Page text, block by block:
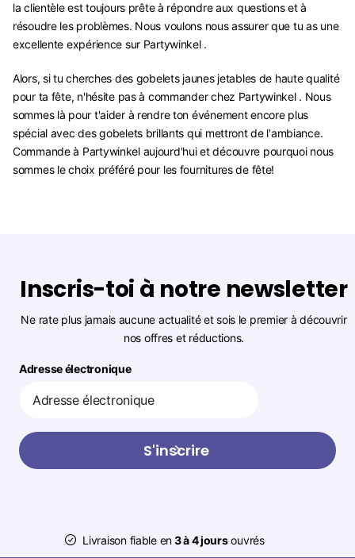
la clientèle est toujours prête à répondre aux questions et à
résoudre les problèmes. Nous voulons nous assurer que tu as une
excellente expérience sur Partywinkel .
Alors, si tu cherches des gobelets jaunes jetables de haute qualité
pour ta fête, n'hésite pas à commander chez Partywinkel . Nous
sommes là pour t'aider à rendre ton événement encore plus
spécial avec des gobelets brillants qui mettront de l'ambiance.
Commande à Partywinkel aujourd'hui et découvre pourquoi nous
sommes le choix préféré pour les fournitures de fête!
Inscris-toi à notre newsletter
Ne rate plus jamais aucune actualité et sois le premier à découvrir
nos offres et réductions.
Adresse électronique
S'inscrire
Livraison fiable en3 à 4 joursouvrés